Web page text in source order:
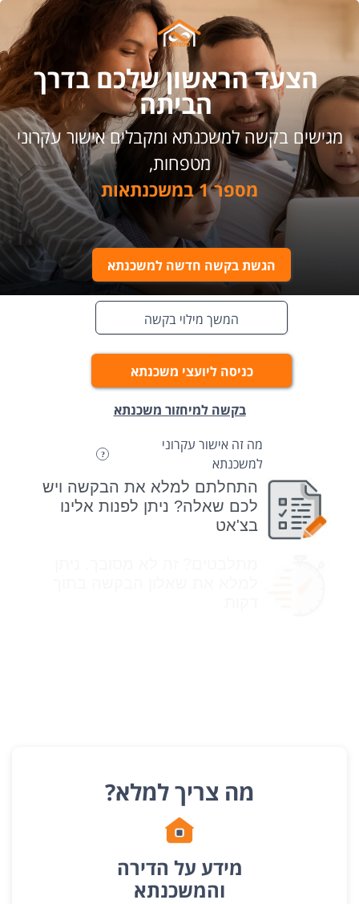
הצעד הראשון שלכם בדרך
הביתה
מגישים בקשה למשכנתא ומקבלים אישור עקרוני
מטפחות,
מספר 1 במשכנתאות
הגשת בקשה חדשה למשכנתא
המשך מילוי בקשה
כניסה ליועצי משכנתא
בקשה למיחזור משכנתא
מה זה אישור עקרוני
למשכנתא
התחלתם למלא את הבקשה ויש
לכם שאלה? ניתן לפנות אלינו
בצ'אט
מה צריך למלא?
מידע על הדירה
והמשכנתא